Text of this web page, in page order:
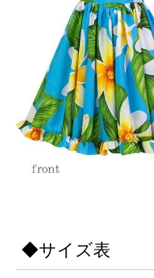
◆サイズ表